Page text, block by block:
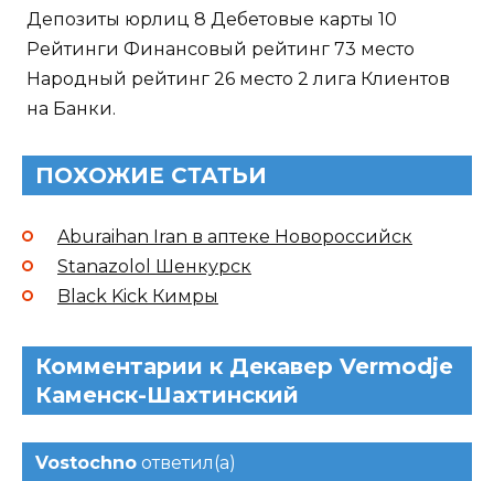
Депозиты юрлиц 8 Дебетовые карты 10
Рейтинги Финансовый рейтинг 73 место
Народный рейтинг 26 место 2 лига Клиентов
на Банки.
ПОХОЖИЕ СТАТЬИ
Aburaihan Iran в аптеке Новороссийск
Stanazolol Шенкурск
Black Kick Кимры
Комментарии к Декавер Vermodje
Каменск-Шахтинский
Vostochno ответил(а)